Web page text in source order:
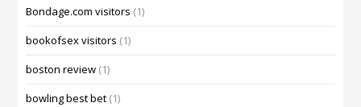
Bondage.com visitors (1)
bookofsex visitors (1)
boston review (1)
bowling best bet (1)